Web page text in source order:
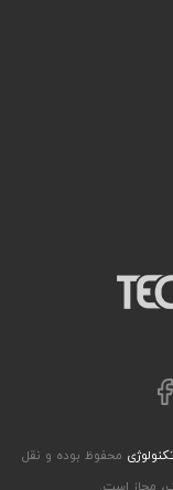
فیسبوک
محفوظ بوده و نقل
مجاز است.